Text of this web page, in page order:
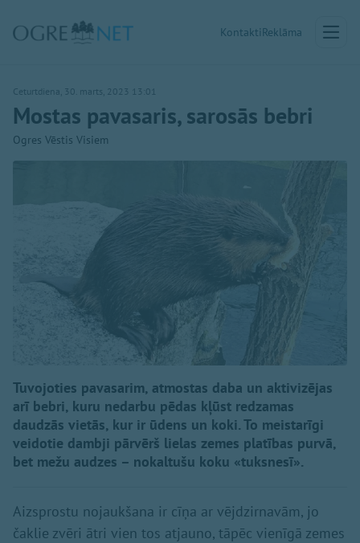
KontaktiReklāma
Ceturtdiena, 30. marts, 2023 13:01
Mostas pavasaris, sarosās bebri
Ogres Vēstis Visiem
Tuvojoties pavasarim, atmostas daba un aktivizējas
arī bebri, kuru nedarbu pēdas kļūst redzamas
daudzās vietās, kur ir ūdens un koki. To meistarīgi
veidotie dambji pārvērš lielas zemes platības purvā,
bet mežu audzes – nokaltušu koku «tuksnesī».
Aizsprostu nojaukšana ir cīņa ar vējdzirnavām, jo
čaklie zvēri ātri vien tos atjauno, tāpēc vienīgā zemes